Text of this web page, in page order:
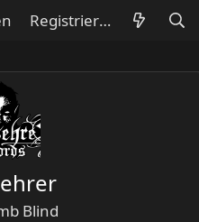
Registrieren
Blind